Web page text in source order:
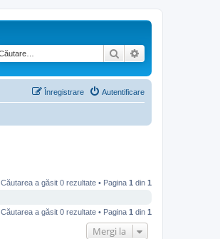
Căutare
Autentificare
Înregistrare
Căutarea a găsit 0 rezultate • Pagina 1 din 1
Căutarea a găsit 0 rezultate • Pagina 1 din 1
Mergi la